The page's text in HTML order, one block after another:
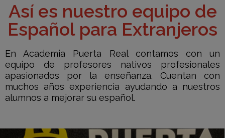
Así es nuestro equipo de
Español para Extranjeros
En Academia Puerta Real contamos con un
equipo de profesores nativos profesionales
apasionados por la enseñanza. Cuentan con
muchos años experiencia ayudando a nuestros
alumnos a mejorar su español.